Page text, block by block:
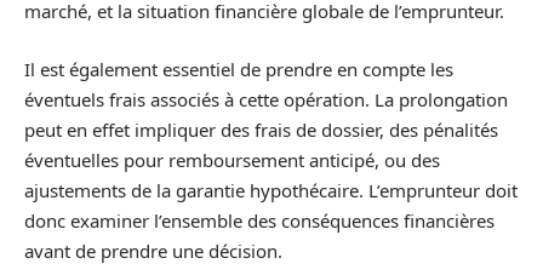
marché, et la situation financière globale de l’emprunteur.
Il est également essentiel de prendre en compte les
éventuels frais associés à cette opération. La prolongation
peut en effet impliquer des frais de dossier, des pénalités
éventuelles pour remboursement anticipé, ou des
ajustements de la garantie hypothécaire. L’emprunteur doit
donc examiner l’ensemble des conséquences financières
avant de prendre une décision.